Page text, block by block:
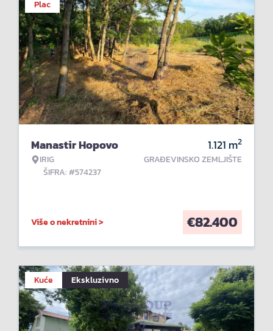
Plac
Manastir Hopovo
IRIG
ŠIFRA: #574237
1.121 m2
GRAĐEVINSKO ZEMLJIŠTE
Više o nekretnini > €82.400
Kuće Ekskluzivno